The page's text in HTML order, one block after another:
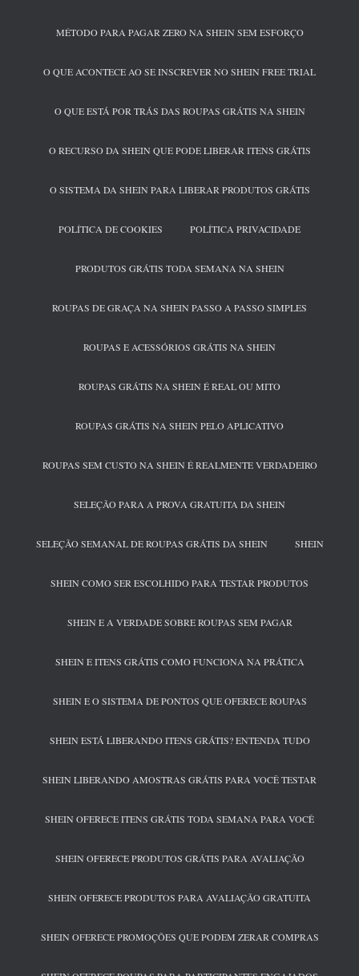
MÉTODO PARA PAGAR ZERO NA SHEIN SEM ESFORÇO
O QUE ACONTECE AO SE INSCREVER NO SHEIN FREE TRIAL
O QUE ESTÁ POR TRÁS DAS ROUPAS GRÁTIS NA SHEIN
O RECURSO DA SHEIN QUE PODE LIBERAR ITENS GRÁTIS
O SISTEMA DA SHEIN PARA LIBERAR PRODUTOS GRÁTIS
POLÍTICA DE COOKIES POLÍTICA PRIVACIDADE
PRODUTOS GRÁTIS TODA SEMANA NA SHEIN
ROUPAS DE GRAÇA NA SHEIN PASSO A PASSO SIMPLES
ROUPAS E ACESSÓRIOS GRÁTIS NA SHEIN
ROUPAS GRÁTIS NA SHEIN É REAL OU MITO
ROUPAS GRÁTIS NA SHEIN PELO APLICATIVO
ROUPAS SEM CUSTO NA SHEIN É REALMENTE VERDADEIRO
SELEÇÃO PARA A PROVA GRATUITA DA SHEIN
SELEÇÃO SEMANAL DE ROUPAS GRÁTIS DA SHEIN SHEIN
SHEIN COMO SER ESCOLHIDO PARA TESTAR PRODUTOS
SHEIN E A VERDADE SOBRE ROUPAS SEM PAGAR
SHEIN E ITENS GRÁTIS COMO FUNCIONA NA PRÁTICA
SHEIN E O SISTEMA DE PONTOS QUE OFERECE ROUPAS
SHEIN ESTÁ LIBERANDO ITENS GRÁTIS? ENTENDA TUDO
SHEIN LIBERANDO AMOSTRAS GRÁTIS PARA VOCÊ TESTAR
SHEIN OFERECE ITENS GRÁTIS TODA SEMANA PARA VOCÊ
SHEIN OFERECE PRODUTOS GRÁTIS PARA AVALIAÇÃO
SHEIN OFERECE PRODUTOS PARA AVALIAÇÃO GRATUITA
SHEIN OFERECE PROMOÇÕES QUE PODEM ZERAR COMPRAS